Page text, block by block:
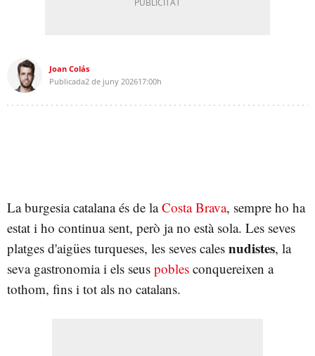
Joan Colás
Publicada2 de juny 202617:00h
La burgesia catalana és de la Costa Brava, sempre ho ha
estat i ho continua sent, però ja no està sola. Les seves
platges d'aigües turqueses, les seves cales nudistes, la
seva gastronomia i els seus pobles conquereixen a
tothom, fins i tot als no catalans.